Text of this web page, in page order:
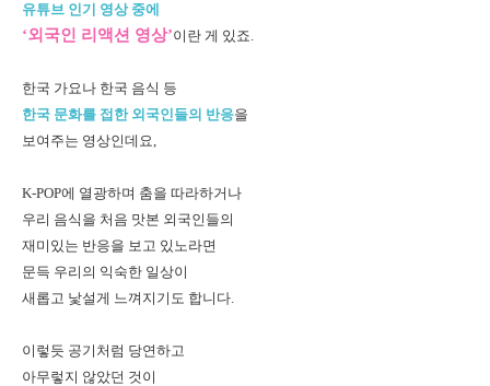
유튜브 인기 영상 중에
‘외국인 리액션 영상’이란 게 있죠.
한국 가요나 한국 음식 등
한국 문화를 접한 외국인들의 반응을
보여주는 영상인데요,
K-POP에 열광하며 춤을 따라하거나
우리 음식을 처음 맛본 외국인들의
재미있는 반응을 보고 있노라면
문득 우리의 익숙한 일상이
새롭고 낯설게 느껴지기도 합니다.
이렇듯 공기처럼 당연하고
아무렇지 않았던 것이